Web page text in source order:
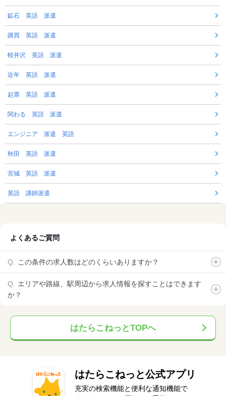
鉱石 英語 派遣
購買 英語 派遣
軽井沢 英語 派遣
近年 英語 派遣
起票 英語 派遣
関わる 英語 派遣
エンジニア 派遣 英語
秋田 英語 派遣
宮城 英語 派遣
英語 講師派遣
よくあるご質問
この条件の求人数はどのくらいありますか？
エリアや路線、駅周辺から求人情報を探すことはできます
か？
はたらこねっとTOPへ
はたらこねっと公式アプリ
充実の検索機能と便利な通知機能で